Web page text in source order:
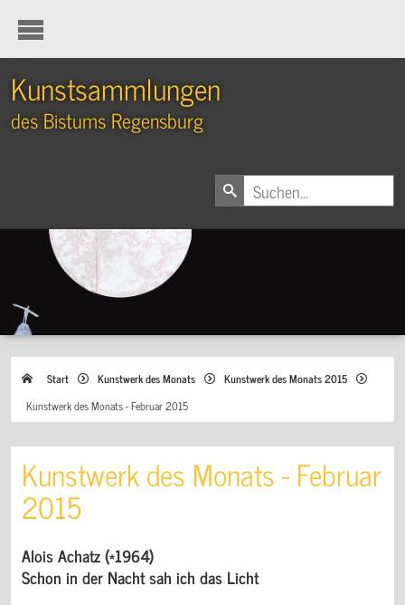
Kunstsammlungen
des Bistums Regensburg
Start Kunstwerk des Monats
Kunstwerk des Monats 2015
Kunstwerk des Monats - Februar 2015
Kunstwerk des Monats - Februar
2015
Alois Achatz (*1964)
Schon in der Nacht sah ich das Licht